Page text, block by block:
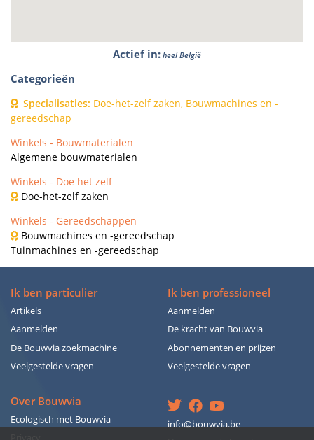
Actief in: heel België
Categorieën
Specialisaties: Doe-het-zelf zaken, Bouwmachines en -
gereedschap
Winkels - Bouwmaterialen
Algemene bouwmaterialen
Winkels - Doe het zelf
Doe-het-zelf zaken
Winkels - Gereedschappen
Bouwmachines en -gereedschap
Tuinmachines en -gereedschap
Ik ben particulier
Artikels
Aanmelden
De Bouwvia zoekmachine
Veelgestelde vragen
Ik ben professioneel
Aanmelden
De kracht van Bouwvia
Abonnementen en prijzen
Veelgestelde vragen
Over Bouwvia
Ecologisch met Bouwvia
info@bouwvia.be